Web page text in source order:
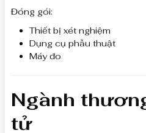
Đóng gói:
Thiết bị xét nghiệm
Dụng cụ phẫu thuật
Máy đo
Ngành
tử